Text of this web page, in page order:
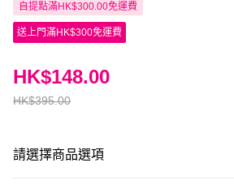
自提點滿HK$300.00免運費
送上門滿HK$300免運費
HK$395.00
HK$148.00
請選擇商品選項